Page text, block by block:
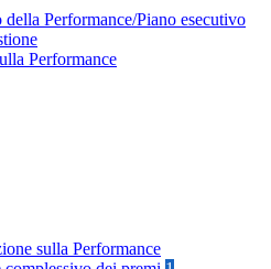
della Performance/Piano esecutivo
Performance
sulla Performance